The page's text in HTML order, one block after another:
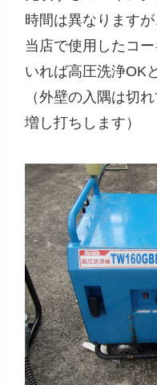
時間は異なりますが
当店で使用したコ
いれば高圧洗浄OK
（外壁の入隅は切
増し打ちします）